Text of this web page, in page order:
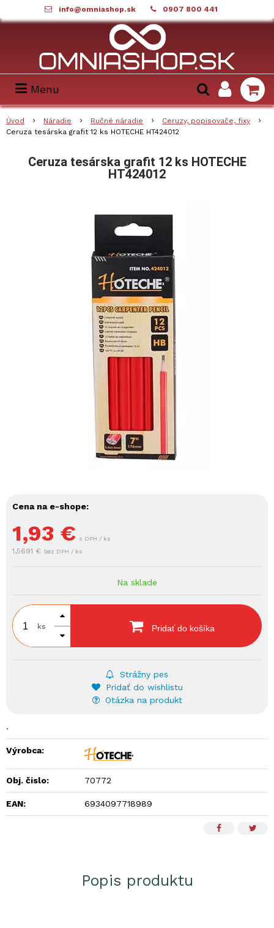
info@omniashop.sk 0907 800 441
Menu
Úvod Náradie Ručné náradie
Ceruzy, popisovače, fixy
Ceruza tesárska grafit 12 ks HOTECHE HT424012
Ceruza tesárska grafit 12 ks HOTECHE
HT424012
Cena na e-shope:
1,93 € s DPH / ks
1,5691 € bez DPH / ks
Na sklade
ks Pridať do košíka
Strážny pes
Pridať do wishlistu
Otázka na produkt
.
Výrobca:
Obj. čislo: 70772
EAN: 6934097718989
Popis produktu